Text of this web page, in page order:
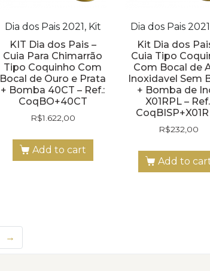
Dia dos Pais 2021, Kit
KIT Dia dos Pais –
Cuia Para Chimarrão
Tipo Coquinho Com
Bocal de Ouro e Prata
+ Bomba 40CT – Ref.:
CoqBO+40CT
R$1.622,00
Add to cart
Dia dos Pais
Kit Dia dos
Cuia Tipo
Com Bocal de
Inoxidavel Sem
+ Bomba de
X01RPL –
R$232,00
Add to
→